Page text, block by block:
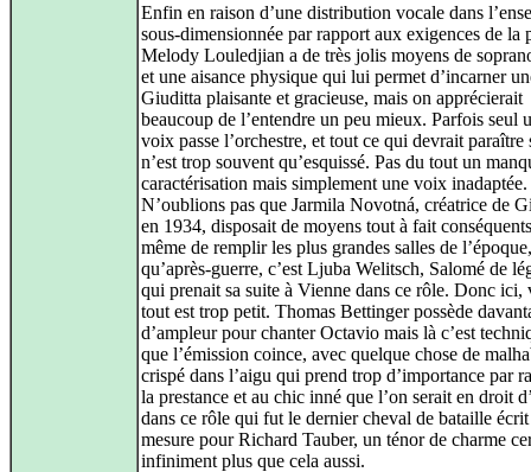
Enfin en raison d’une distribution vocale dans
sous-dimensionnée par rapport aux exigences de la
Melody Louledjian a de très jolis moyens de
et une aisance physique qui lui permet d’incarner
Giuditta plaisante et gracieuse, mais on apprécierait
beaucoup de l’entendre un peu mieux. Parfois seul
voix passe l’orchestre, et tout ce qui devrait paraître
n’est trop souvent qu’esquissé. Pas du tout un
caractérisation mais simplement une voix inadaptée.
N’oublions pas que Jarmila Novotná, créatrice de
en 1934, disposait de moyens tout à fait
même de remplir les plus grandes salles de
qu’après‑guerre, c’est Ljuba Welitsch, Salomé de
qui prenait sa suite à Vienne dans ce rôle. Donc ici,
tout est trop petit. Thomas Bettinger possède
d’ampleur pour chanter Octavio mais là c’est
que l’émission coince, avec quelque chose de
crispé dans l’aigu qui prend trop d’importance par
la prestance et au chic inné que l’on serait en droit
dans ce rôle qui fut le dernier cheval de bataille
mesure pour Richard Tauber, un ténor de charme
infiniment plus que cela aussi.